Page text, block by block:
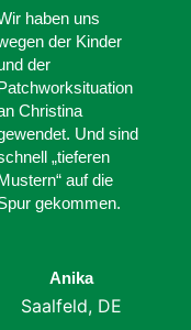
haben uns
der Kinder
der
Christina
Und sind
„tieferen
auf die
gekommen.
Anika
Saalfeld, DE